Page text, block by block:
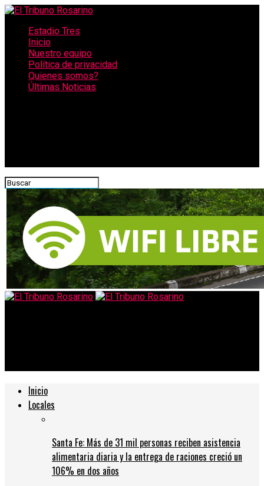
Estadio Tres
Inicio
Nuestro equipo
Política de privacidad
Quienes somos?
Últimas Noticias
Inicio
Locales
Santa Fe: Más de 31 mil personas reciben asistencia
alimentaria diaria y la entrega de raciones creció un
106% en dos años